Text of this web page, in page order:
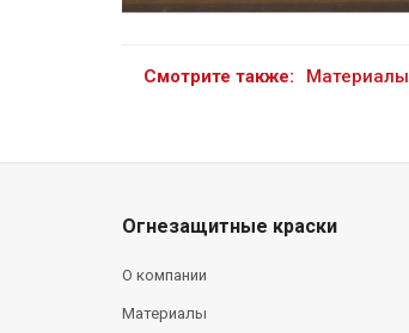
Смотрите также: Материалы
Огнезащитные краски
О компании
Материалы